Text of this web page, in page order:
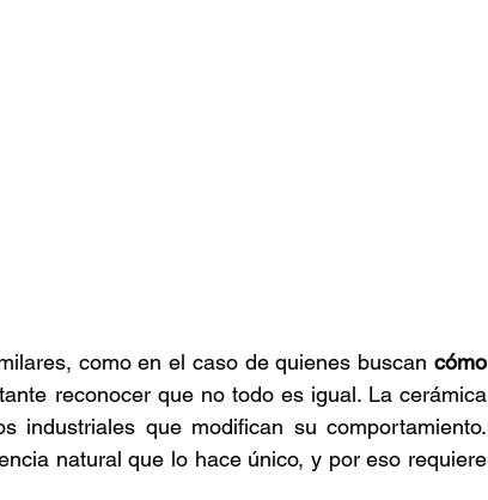
como en el caso de quienes buscan cómo
reconocer que no todo es igual. La cerámica
industriales que modifican su comportamiento.
natural que lo hace único, y por eso requiere